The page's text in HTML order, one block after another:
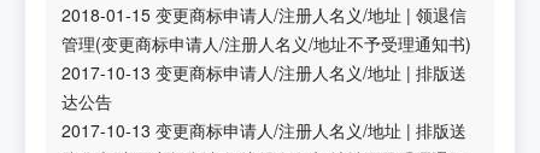
2018-01-15 变更商标申请人/注册人名义/地址 |领退信
管理(变更商标申请人/注册人名义/地址不予受理通知书)
2017-10-13 变更商标申请人/注册人名义/地址 |排版送
达公告
2017-10-13 变更商标申请人/注册人名义/地址 |排版送